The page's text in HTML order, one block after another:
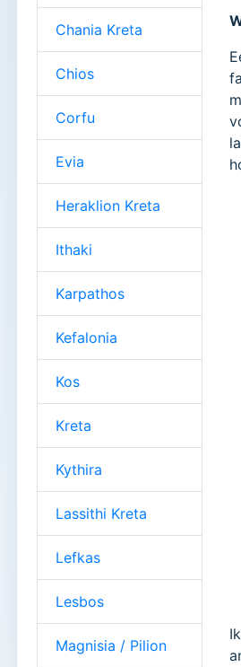
Chania Kreta
Chios
Corfu
Evia
Heraklion Kreta
Ithaki
Karpathos
Kefalonia
Kos
Kreta
Kythira
Lassithi Kreta
Lefkas
Lesbos
Magnisia / Pilion